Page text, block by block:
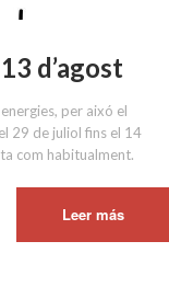
d’agost
per aixó el
29 de juliol fins el 14
com habitualment.
Leer más